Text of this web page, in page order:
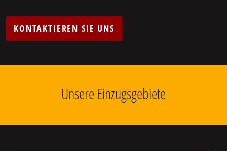
KONTAKTIEREN SIE UNS
Unsere Einzugsgebiete